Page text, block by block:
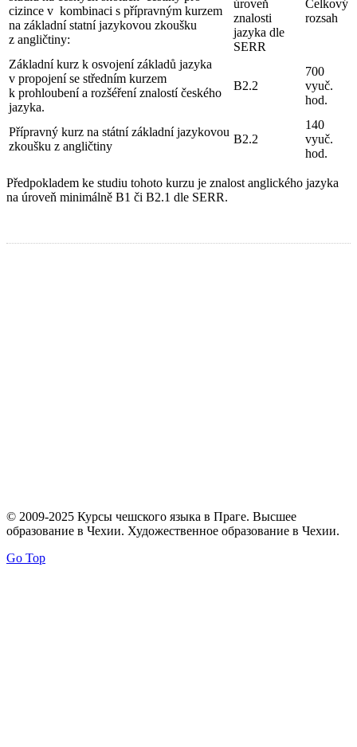
cizince v kombinaci s přípravným kurzem
na základní statní jazykovou zkoušku
z angličtiny:
úroveň
znalosti
jazyka dle
SERR
Celkový
rozsah
Základní kurz k osvojení základů jazyka
v propojení se středním kurzem
k prohloubení a rozšéření znalostí českého
jazyka.
B2.2
700
vyuč.
hod.
Přípravný kurz na státní základní jazykovou
zkoušku z angličtiny
B2.2
140
vyuč.
hod.
Předpokladem ke studiu tohoto kurzu je znalost anglického jazyka
na úroveň minimálně B1 či B2.1 dle SERR.
© 2009-2025 Курсы чешского языка в Праге. Высшее
образование в Чехии. Художественное образование в Чехии.
Go Top